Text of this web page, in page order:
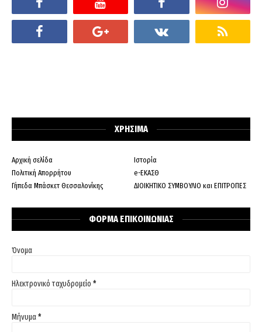
ΧΡΗΣΙΜΑ
Αρχική σελίδα
Ιστορία
Πολιτική Απορρήτου
e-ΕΚΑΣΘ
Γήπεδα Μπάσκετ Θεσσαλονίκης
ΔΙΟΙΚΗΤΙΚΟ ΣΥΜΒΟΥΛΙΟ και ΕΠΙΤΡΟΠΕΣ
ΦΟΡΜΑ ΕΠΙΚΟΙΝΩΝΙΑΣ
Όνομα
Ηλεκτρονικό ταχυδρομείο *
Μήνυμα*